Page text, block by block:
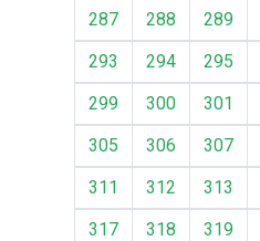
287
288 289
293
294 295
299
300 301
305
306 307
311
312 313
317
318 319